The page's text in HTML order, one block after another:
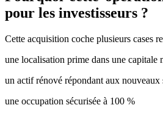
pour les investisseurs ?
Cette acquisition coche plusieurs cases
une localisation prime dans une capitale
un actif rénové répondant aux nouveaux
une occupation sécurisée à 100 %